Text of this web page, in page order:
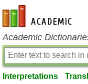
en-academic.com
Academic
Interpretations